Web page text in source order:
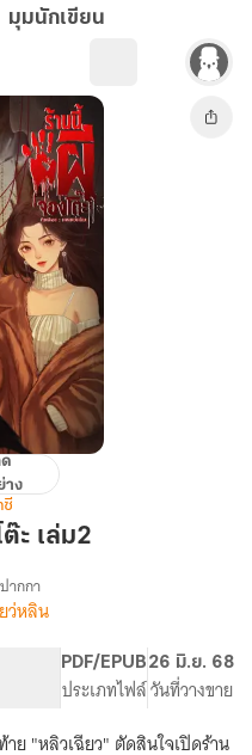
มุมนักเขียน
ด
าง
ซี
ะ เล่ม2
ง(มีebook1-
ากกา
ว่หลิน
PDF/EPUB
ประเภทไฟล์
26 มิ.ย. 68
วันที่วางขาย
ย "หลิวเฉียว" ตัดสินใจเปิดร้าน